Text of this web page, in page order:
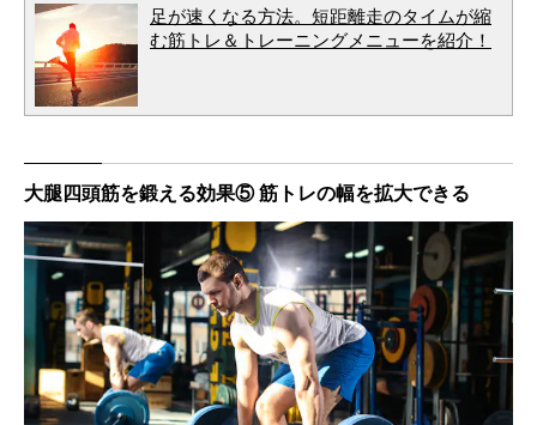
足が速くなる方法。短距離走のタイムが縮
む筋トレ＆トレーニングメニューを紹介！
大腿四頭筋を鍛える効果⑤ 筋トレの幅を拡大できる